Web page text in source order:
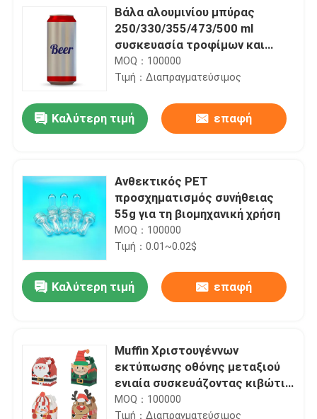
Βάλα αλουμινίου μπύρας
250/330/355/473/500 ml
συσκευασία τροφίμων και
ποτών
MOQ：100000
Τιμή：Διαπραγματεύσιμος
Καλύτερη τιμή επαφή
Ανθεκτικός PET
προσχηματισμός συνήθειας
55g για τη βιομηχανική χρήση
MOQ：100000
Τιμή：0.01~0.02$
Καλύτερη τιμή επαφή
Muffin Χριστουγέννων
εκτύπωσης οθόνης μεταξιού
ενιαία συσκευάζοντας κιβώτια
22g
MOQ：100000
Τιμή：Διαπραγματεύσιμος